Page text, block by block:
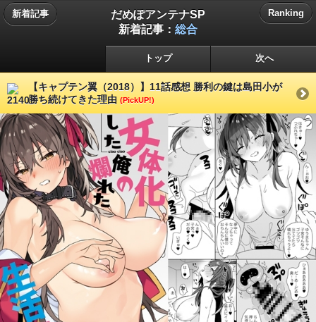
新着記事
だめぽアンテナSP
新着記事： 総合
Ranking
トップ 次へ
【キャプテン翼（2018）】11話感想 勝利の鍵は島田小が
勝ち続けてきた理由 (PickUP!)